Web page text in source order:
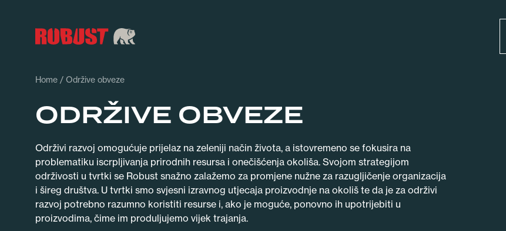
Home / Održive obveze
ODRŽIVE OBVEZE
Održivi razvoj omogućuje prijelaz na zeleniji način života, a istovremeno se fokusira na
problematiku iscrpljivanja prirodnih resursa i onečišćenja okoliša. Svojom strategijom
održivosti u tvrtki se Robust snažno zalažemo za promjene nužne za razugljičenje organizacija
i šireg društva. U tvrtki smo svjesni izravnog utjecaja proizvodnje na okoliš te da je za održivi
razvoj potrebno razumno koristiti resurse i, ako je moguće, ponovno ih upotrijebiti u
proizvodima, čime im produljujemo vijek trajanja.